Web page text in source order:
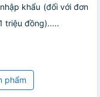
khẩu (đối với đơn
triệu đồng).....
phẩm